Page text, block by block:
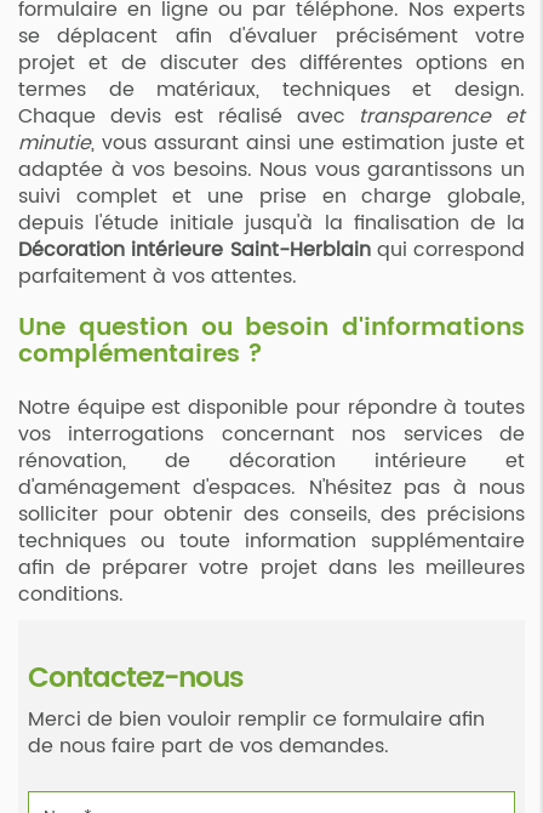
formulaire en ligne ou par téléphone. Nos experts
se déplacent afin d'évaluer précisément votre
projet et de discuter des différentes options en
termes de matériaux, techniques et design.
Chaque devis est réalisé avec transparence et
minutie, vous assurant ainsi une estimation juste et
adaptée à vos besoins. Nous vous garantissons un
suivi complet et une prise en charge globale,
depuis l'étude initiale jusqu'à la finalisation de la
Décoration intérieure Saint-Herblainqui correspond
parfaitement à vos attentes.
Une question ou besoin d'informations
complémentaires ?
Notre équipe est disponible pour répondre à toutes
vos interrogations concernant nos services de
rénovation, de décoration intérieure et
d'aménagement d'espaces. N'hésitez pas à nous
solliciter pour obtenir des conseils, des précisions
techniques ou toute information supplémentaire
afin de préparer votre projet dans les meilleures
conditions.
Contactez-nous
Merci de bien vouloir remplir ce formulaire afin
de nous faire part de vos demandes.